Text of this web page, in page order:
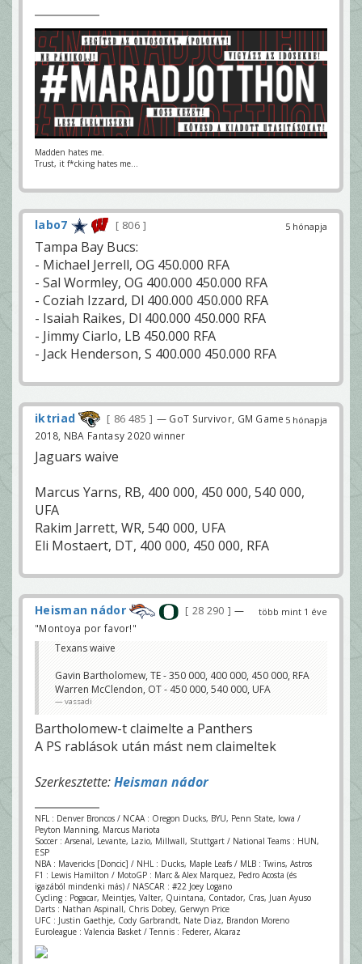
Madden hates me.
Trust, it f*cking hates me...
5 hónapja
labo7 806
Tampa Bay Bucs:
- Michael Jerrell, OG 450.000 RFA
- Sal Wormley, OG 400.000 450.000 RFA
- Coziah Izzard, Dl 400.000 450.000 RFA
- Isaiah Raikes, Dl 400.000 450.000 RFA
- Jimmy Ciarlo, LB 450.000 RFA
- Jack Henderson, S 400.000 450.000 RFA
5 hónapja
iktriad 86 485
— GoT Survivor, GM Game
2018, NBA Fantasy 2020 winner
Jaguars waive
Marcus Yarns, RB, 400 000, 450 000, 540 000,
UFA
Rakim Jarrett, WR, 540 000, UFA
Eli Mostaert, DT, 400 000, 450 000, RFA
több mint 1 éve
Heisman nádor 28 290
—
"Montoya por favor!"
Texans waive
Gavin Bartholomew, TE - 350 000, 400 000, 450 000, RFA
Warren McClendon, OT - 450 000, 540 000, UFA
vassadi
Bartholomew-t claimelte a Panthers
A PS rablások után mást nem claimeltek
Szerkesztette:Heisman nádor
NFL : Denver Broncos / NCAA : Oregon Ducks, BYU, Penn State, Iowa /
Peyton Manning, Marcus Mariota
Soccer : Arsenal, Levante, Lazio, Millwall, Stuttgart / National Teams : HUN,
ESP
NBA : Mavericks [Doncic] / NHL : Ducks, Maple Leafs / MLB : Twins, Astros
F1 : Lewis Hamilton / MotoGP : Marc & Alex Marquez, Pedro Acosta (és
igazából mindenki más) / NASCAR : #22 Joey Logano
Cycling : Pogacar, Meintjes, Valter, Quintana, Contador, Cras, Juan Ayuso
Darts : Nathan Aspinall, Chris Dobey, Gerwyn Price
UFC : Justin Gaethje, Cody Garbrandt, Nate Diaz, Brandon Moreno
Euroleague : Valencia Basket / Tennis : Federer, Alcaraz